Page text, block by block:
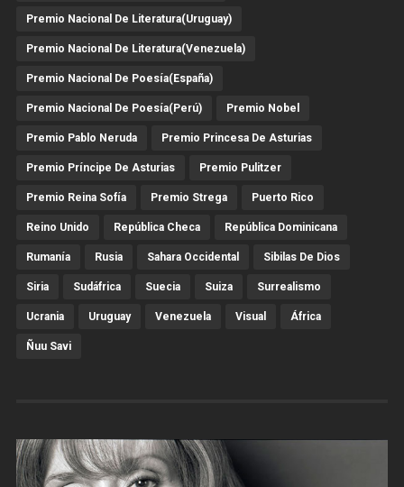
Premio Nacional De Literatura(Uruguay)
Premio Nacional De Literatura(Venezuela)
Premio Nacional De Poesía(España)
Premio Nacional De Poesía(Perú) Premio Nobel
Premio Pablo Neruda Premio Princesa De Asturias
Premio Príncipe De Asturias Premio Pulitzer
Premio Reina Sofía Premio Strega Puerto Rico
Reino Unido República Checa República Dominicana
Rumanía Rusia Sahara Occidental Sibilas De Dios
Siria Sudáfrica Suecia Suiza Surrealismo
Ucrania Uruguay Venezuela Visual África
Ñuu Savi